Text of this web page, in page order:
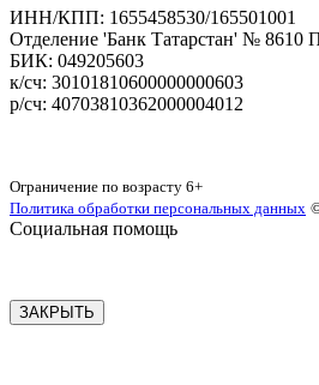
‌ИНН/КПП: 1655458530/165501001
Отделение 'Банк Татарстан' № 8610
БИК: 049205603
‌к/сч: 30101810600000000603
р/сч: 40703810362000004012
Ограничение по возрасту 6+
Политика обработки персональных данных
Социальная помощь
ЗАКРЫТЬ